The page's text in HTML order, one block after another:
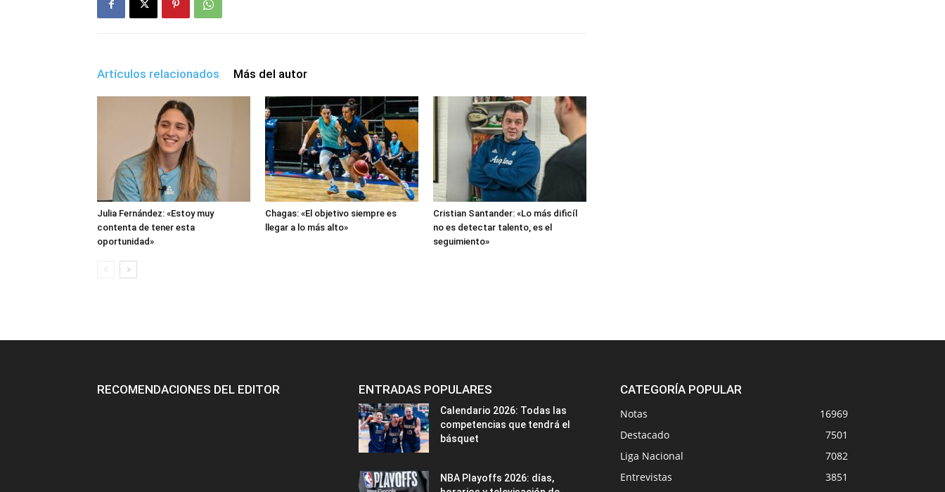
Artículos relacionados Más del autor
Julia Fernández: «Estoy muy
contenta de tener esta
oportunidad»
Chagas: «El objetivo siempre es
llegar a lo más alto»
Cristian Santander: «Lo más dificíl
no es detectar talento, es el
seguimiento»
RECOMENDACIONES DEL EDITOR ENTRADAS POPULARES
Calendario 2026: Todas las
competencias que tendrá el
básquet
NBA Playoffs 2026: días,
CATEGORÍA POPULAR
Notas
16969
Destacado
7501
Liga Nacional
7082
Entrevistas
3851